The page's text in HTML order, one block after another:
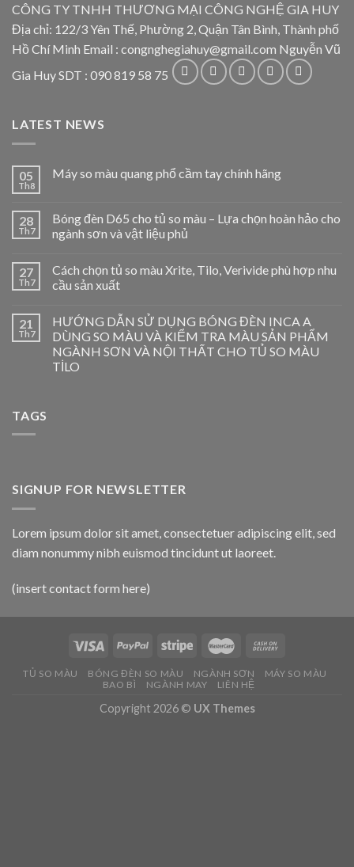
CÔNG TY TNHH THƯƠNG MẠI CÔNG NGHỆ GIA HUY
Địa chỉ: 122/3 Yên Thế, Phường 2, Quận Tân Bình, Thành phố
Hồ Chí Minh Email : congnghegiahuy@gmail.com Nguyễn Vũ
Gia Huy SDT : 090 819 58 75
LATEST NEWS
05
Th8
Máy so màu quang phổ cầm tay chính hãng
28
Th7
Bóng đèn D65 cho tủ so màu – Lựa chọn hoàn hảo cho
ngành sơn và vật liệu phủ
27
Th7
Cách chọn tủ so màu Xrite, Tilo, Verivide phù hợp nhu
cầu sản xuất
21
Th7
HƯỚNG DẪN SỬ DỤNG BÓNG ĐÈN INCA A
DÙNG SO MÀU VÀ KIỂM TRA MÀU SẢN PHẨM
NGÀNH SƠN VÀ NỘI THẤT CHO TỦ SO MÀU
TİLO
TAGS
SIGNUP FOR NEWSLETTER
Lorem ipsum dolor sit amet, consectetuer adipiscing elit, sed
diam nonummy nibh euismod tincidunt ut laoreet.
(insert contact form here)
TỦ SO MÀU BÓNG ĐÈN SO MÀU NGÀNH SƠN
MÁY SO MÀU
BAO BÌ
NGÀNH MAY LIÊN HỆ
Copyright 2026 © UX Themes